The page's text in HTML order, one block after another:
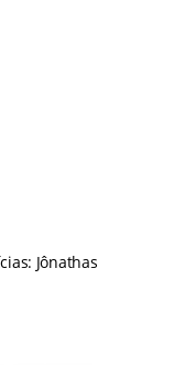
Jônathas